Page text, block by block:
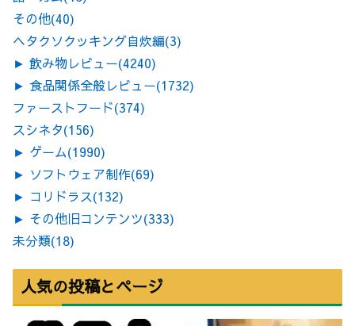
その他(40)
ヘタクソクッキング自炊編(3)
► 飲み物レビュー(4240)
► 食品関係全般レビュー(1732)
ファーストフード(374)
スシネタ(156)
► ゲーム(1990)
► ソフトウェア制作(69)
► コリドラス(132)
► その他旧コンテンツ(333)
未分類(18)
人気の投稿とページ